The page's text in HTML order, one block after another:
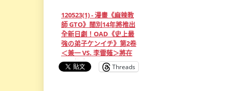
120523(1) - 漫畫《麻辣教
師 GTO》闊別14年將推出
全新日劇！OAD《史上最
強の弟子ケンイチ》第2卷
＜兼一 VS. 李雷薙＞將在
6/18推出！
Threads